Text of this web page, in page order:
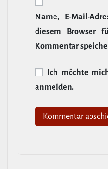
Name, E‑Mail-​
diesem Browser
Kommentar
Ich möchte
anmelden.